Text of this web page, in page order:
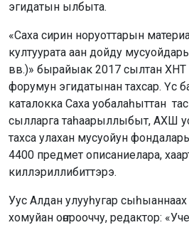
эгидатын ылбыта.
«Саха сирин норуоттарын
култуурата аан дойду
вв.)» бырайыак 2017 сылтан ХНТ
форумун эгидатынан тахсар. Үс
каталокка Саха уобалаһыттан
сылларга таһаарыллыбыт, АХШ
тахса улахан мусуойун
4400 предмет описаниелара,
киллэриллибиттэрэ.
Уус Алдан улууһугар
хомуйан оҥорооччу, редактор: